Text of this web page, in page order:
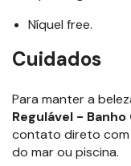
Níquel free.
Cuidados
Para manter a
Regulável - Banho
contato direto com
do mar ou piscina.